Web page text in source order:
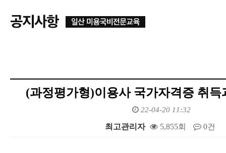
(과정평가형)이용사 국가자격증 취득
22-04-20 11:32
최고관리자 5,855회 0건